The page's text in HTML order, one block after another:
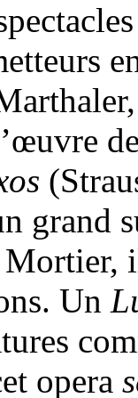
grand
Un
opera